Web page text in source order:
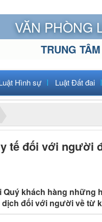
VĂN PHÒNG
TRUNG
Hình sự Luật Đất đai
tế đối với người
khách hàng những
đối với người về từ